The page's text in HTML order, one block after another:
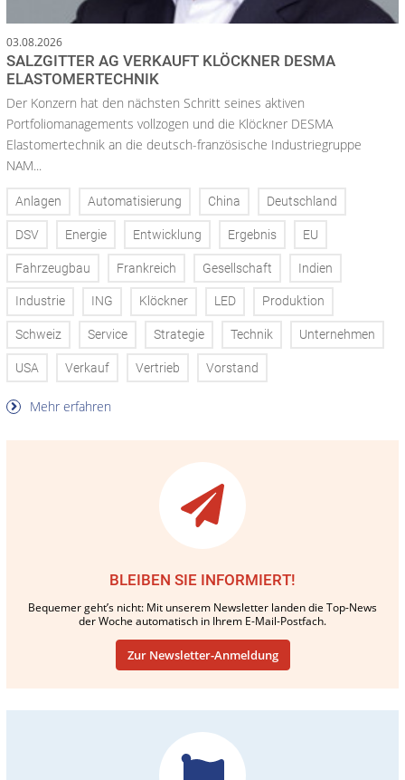
03.08.2026
SALZGITTER AG VERKAUFT KLÖCKNER DESMA
ELASTOMERTECHNIK
Der Konzern hat den nächsten Schritt seines aktiven
Portfoliomanagements vollzogen und die Klöckner DESMA
Elastomertechnik an die deutsch-französische Industriegruppe
NAM...
Anlagen Automatisierung China Deutschland
DSV Energie Entwicklung Ergebnis EU
Fahrzeugbau Frankreich Gesellschaft Indien
Industrie ING Klöckner LED Produktion
Schweiz Service Strategie Technik Unternehmen
USA Verkauf Vertrieb Vorstand
Mehr erfahren
BLEIBEN SIE INFORMIERT!
Bequemer geht’s nicht: Mit unserem Newsletter landen die Top-News
der Woche automatisch in Ihrem E-Mail-Postfach.
Zur Newsletter-Anmeldung